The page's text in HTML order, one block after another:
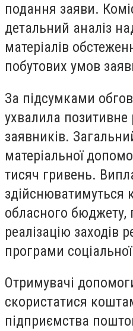
подання заяви.
детальний аналіз
матеріалів
побутових умов
За підсумками
ухвалила
заявників.
матеріальної
тисяч гривень.
здійснюватимуться
обласного бюджету,
реалізацію заходів
програми
Отримувачі
скористатися
підприємства